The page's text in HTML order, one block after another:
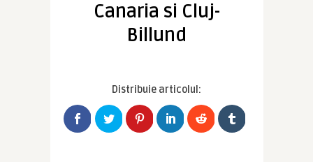
Canaria si Cluj-
Billund
Distribuie articolul: